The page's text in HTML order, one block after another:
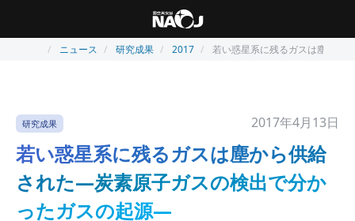
ニュース 研究成果 2017 若い惑星系に残るガスは塵から
研究成果 2017年4月13日
若い惑星系に残るガスは塵から供給
された―炭素原子ガスの検出で分か
ったガスの起源―